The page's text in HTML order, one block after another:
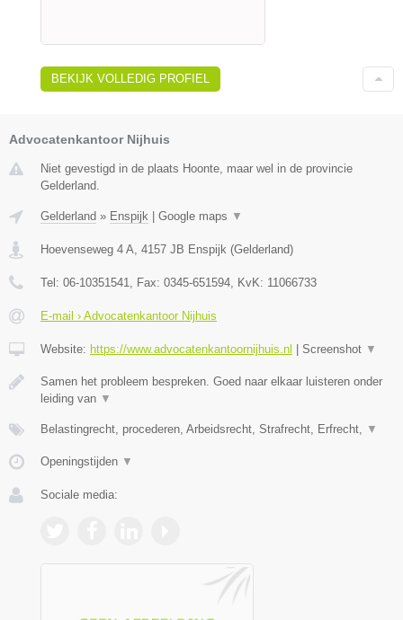
BEKIJK VOLLEDIG PROFIEL
Advocatenkantoor Nijhuis
Niet gevestigd in de plaats Hoonte, maar wel in de provincie
Gelderland.
Gelderland » Enspijk Google maps ▼
Hoevenseweg 4 A 4157 JB Enspijk (Gelderland)
Tel: 06-10351541 , Fax: 0345-651594 , KvK: 11066733
E-mail › Advocatenkantoor Nijhuis
Website: https://www.advocatenkantoornijhuis.nl Screenshot ▼
Samen het probleem bespreken. Goed naar elkaar luisteren onder
leiding van ▼
Belastingrecht, procederen, Arbeidsrecht, Strafrecht, Erfrecht, ▼
Openingstijden ▼
Sociale media: